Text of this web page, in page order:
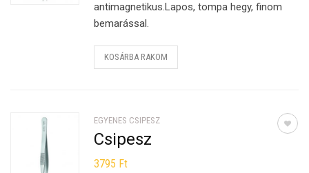
antimagnetikus.Lapos, tompa hegy, finom
bemarással.
KOSÁRBA RAKOM
EGYENES CSIPESZ
Csipesz
3795 Ft